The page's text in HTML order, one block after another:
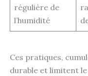
régulière de
l’humidité
Ces pratiques,
durable et limitent